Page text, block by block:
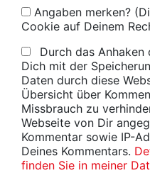
Angaben merken?
Cookie auf Deinem
Durch das
Dich mit der
Daten durch diese
Übersicht über
Missbrauch zu
Webseite von Dir
Kommentar sowie IP-
Deines Kommentars.
finden Sie in meiner